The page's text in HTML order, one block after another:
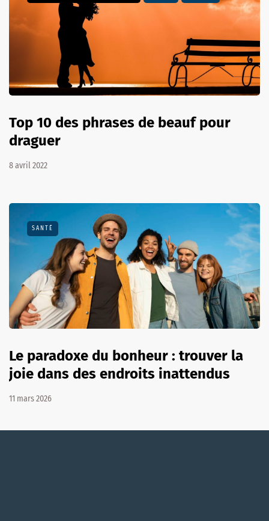
Top 10 des phrases de beauf pour
draguer
8 avril 2022
SANTÉ
Le paradoxe du bonheur : trouver la
joie dans des endroits inattendus
11 mars 2026